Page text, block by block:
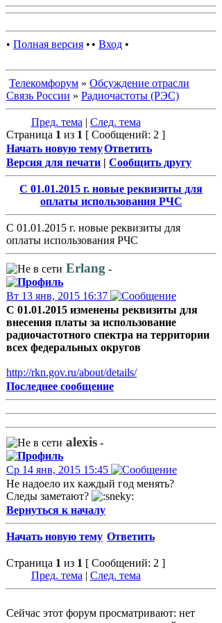
• Полная версия • • Вход •
Телекомфорум » Обсуждение отрасли
Связь России » Радиочастоты (РЭС)
Пред. тема | След. тема
Страница 1 из 1 [ Сообщений: 2 ]
Начать новую темуОтветить
Версия для печати | Сообщить другу
С 01.01.2015 г. новые реквизиты для
оплаты использования РЧС
С 01.01.2015 г. новые реквизиты для
оплаты использования РЧС
Erlang -
Вт 13 янв, 2015 16:37
С 01.01.2015 изменены реквизиты для
внесения платы за использование
радиочастотного спектра на территории
всех федеральных округов
http://rkn.gov.ru/about/details/
Последнее сообщение
alexis -
Ср 14 янв, 2015 15:45
Не надоело их каждый год менять?
Следы заметают?
Вернуться к началу
Начать новую тему Ответить
Страница 1 из 1 [ Сообщений: 2 ]
Пред. тема | След. тема
Сейчас этот форум просматривают: нет